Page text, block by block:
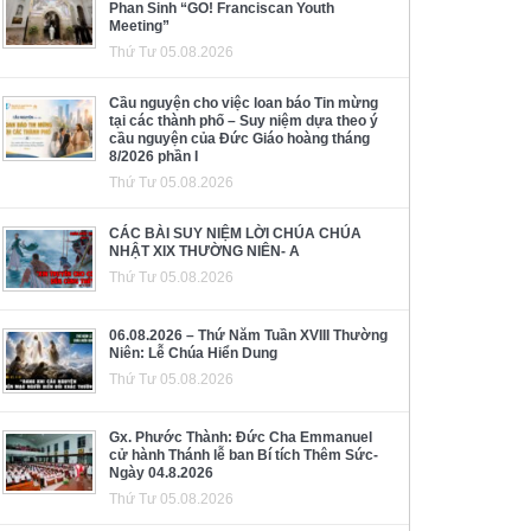
Phan Sinh “GO! Franciscan Youth
Meeting”
Thứ Tư 05.08.2026
Cầu nguyện cho việc loan báo Tin mừng
tại các thành phố – Suy niệm dựa theo ý
cầu nguyện của Đức Giáo hoàng tháng
8/2026 phần I
Thứ Tư 05.08.2026
CÁC BÀI SUY NIỆM LỜI CHÚA CHÚA
NHẬT XIX THƯỜNG NIÊN- A
Thứ Tư 05.08.2026
06.08.2026 – Thứ Năm Tuần XVIII Thường
Niên: Lễ Chúa Hiển Dung
Thứ Tư 05.08.2026
Gx. Phước Thành: Đức Cha Emmanuel
cử hành Thánh lễ ban Bí tích Thêm Sức-
Ngày 04.8.2026
Thứ Tư 05.08.2026